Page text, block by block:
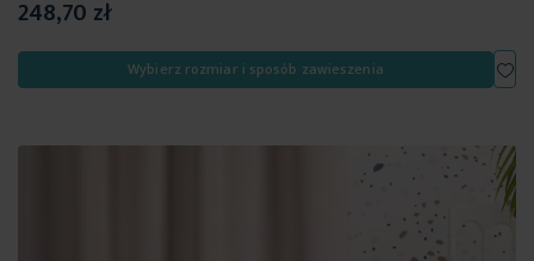
248,70 zł
Wybierz rozmiar i sposób zawieszenia